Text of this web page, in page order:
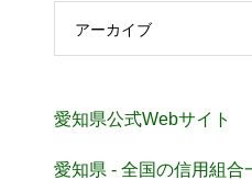
アーカイブ
愛知県公式Webサイト
愛知県 - 全国の信用組合